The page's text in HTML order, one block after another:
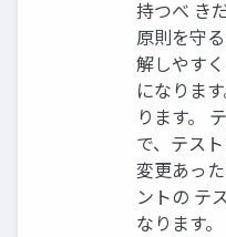
持つべ き
原則を守
解しやす
になりま
ります。
で、テス
変更あっ
ントの テ
なります。